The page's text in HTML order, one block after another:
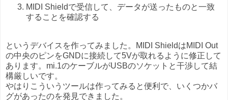
MIDI Shieldで受信して、データが送ったものと一致
することを確認する
というデバイスを作ってみました。MIDI ShieldはMIDI Out
の中央のピンをGNDに接続して5Vが取れるように修正して
あります。mi.1のケーブルがUSBのソケットと干渉して結
構厳しいです。
やはりこういうツールは作ってみると便利で、いくつかバ
グがあったのを発見できました。